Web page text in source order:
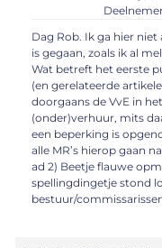
Dag Rob. Ik ga hier
is gegaan, zoals ik al
Wat betreft het eerste
(en gerelateerde
doorgaans de VvE in
(onder)verhuur, mits
een beperking is
alle MR’s hierop gaan
ad 2) Beetje flauwe
spellingdingetje stond
bestuur/